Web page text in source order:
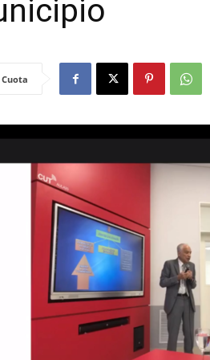
Cuota